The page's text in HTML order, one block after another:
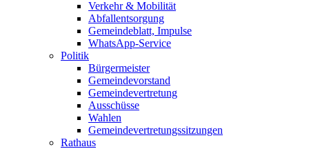
Verkehr & Mobilität
Abfallentsorgung
Gemeindeblatt, Impulse
WhatsApp-Service
Politik
Bürgermeister
Gemeindevorstand
Gemeindevertretung
Ausschüsse
Wahlen
Gemeindevertretungssitzungen
Rathaus